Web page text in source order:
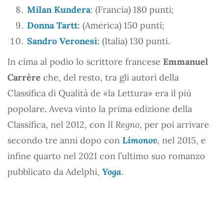
Milan Kundera: (Francia) 180 punti;
Donna Tartt: (America) 150 punti;
Sandro Veronesi: (Italia) 130 punti.
In cima al podio lo scrittore francese Emmanuel
Carrère che, del resto, tra gli autori della
Classifica di Qualità de «la Lettura» era il più
popolare. Aveva vinto la prima edizione della
Classifica, nel 2012, con Il Regno, per poi arrivare
secondo tre anni dopo con Limonov, nel 2015, e
infine quarto nel 2021 con l’ultimo suo romanzo
pubblicato da Adelphi, Yoga.